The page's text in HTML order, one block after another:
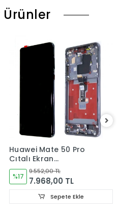
test ediniz.Sorun cıkarsa
Sorumluluk Size aittir.
ürünlerin iade ve
Bize aittir.Ürün
yansıtılır.
Kısmını takip ediniz.
Ürünler
Huawei Mate 50 Pro
Çıtalı Ekran
Dokunmatik Cam
ORJINAL
%17
9.552,00 TL
7.968,00 TL
Sepete Ekle